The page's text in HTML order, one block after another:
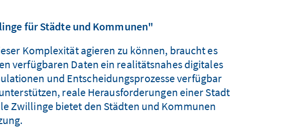
für Städte und Kommunen"
Komplexität agieren zu können, braucht es
verfügbaren Daten ein realitätsnahes digitales
und Entscheidungsprozesse verfügbar
reale Herausforderungen einer Stadt
Zwillinge bietet den Städten und Kommunen